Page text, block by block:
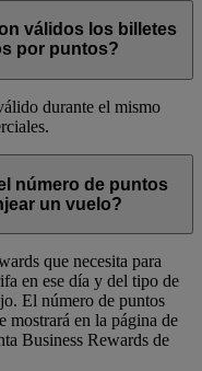
válidos los billetes
por puntos?
durante el mismo
número de puntos
un vuelo?
que necesita para
en ese día y del tipo de
El número de puntos
mostrará en la página de
Business Rewards de